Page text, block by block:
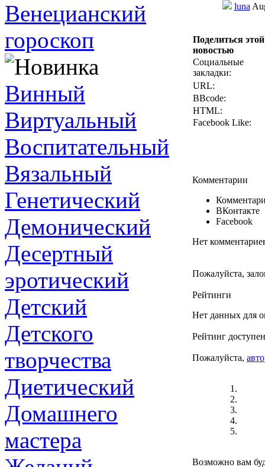
Венецианский
гороскоп
Винный
Виртуальный
Воспитательный
Вязальный
Генетический
Демонический
Десертный
эротический
Детский
Детского
творчества
Диетический
Домашнего
мастера
luna
Поделиться этой
новостью
Социальные
закладки:
URL:
BBcode:
HTML:
Facebook Like:
Комментарии
ВКонтакте
Facebook
Нет
Пожалуйста,
Рейтинги
Нет данных для
Рейтинг
Пожалуйста,
Возможно вам